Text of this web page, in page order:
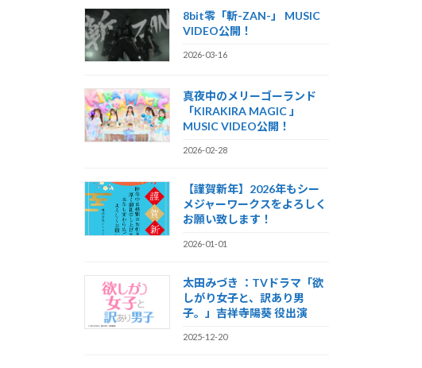
8bit零「斬-ZAN-」 MUSIC
VIDEO公開！
2026-03-16
真夜中のメリーゴーランド
「KIRAKIRA MAGIC 」
MUSIC VIDEO公開！
2026-02-28
【謹賀新年】2026年もシー
メジャーワークスをよろしく
お願い致します！
2026-01-01
太田みづき ：TVドラマ「欲
しがり女子と、訳あり男
子。」吉祥寺陽葵 役出演
2025-12-20